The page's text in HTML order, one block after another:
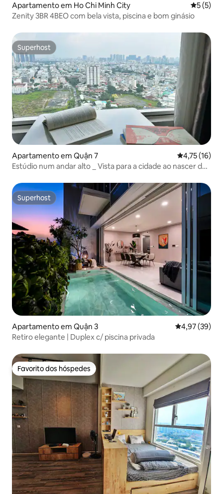
Apartamento em Ho Chi Minh City
5 (5)
Zenity 3BR 4BEO com bela vista, piscina e bom ginásio
Superhost
Superhost
Apartamento em Quận 7
4,75 (16)
Estúdio num andar alto _ Vista para a cidade ao nascer do
Superhost
Superhost
Apartamento em Quận 3 Classificação
4,97 (39)
Retiro elegante | Duplex c/ piscina privada
Favorito dos hóspedes
Favorito dos hóspedes